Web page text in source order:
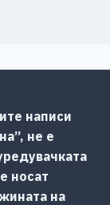
написи
не е
носат
на